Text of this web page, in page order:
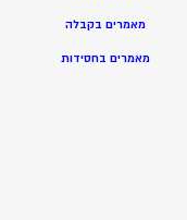
מאמרים בקבלה
מאמרים בחסידות